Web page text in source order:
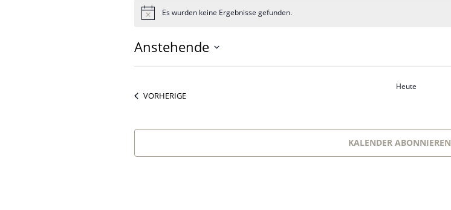
HinweisEs wurden keine Ergebnisse gefunden.
Anstehende
VORHERIGEVERANSTALTUNGEN
Heute
KALENDER ABONNIEREN